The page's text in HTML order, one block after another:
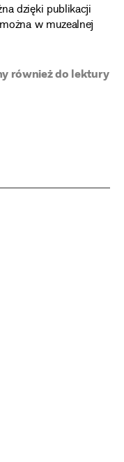
dzięki publikacji
w muzealnej
również do lektury